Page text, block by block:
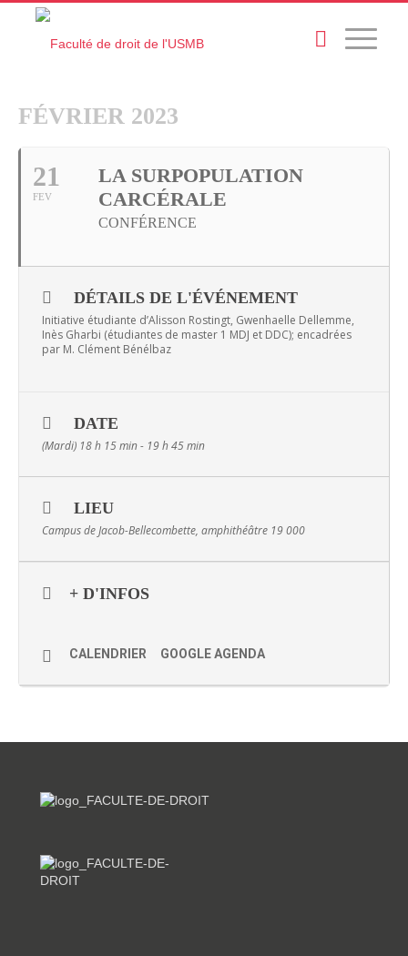
FÉVRIER 2023
21
FEV
LA SURPOPULATION
CARCÉRALE
CONFÉRENCE
DÉTAILS DE L'ÉVÉNEMENT
Initiative étudiante d’Alisson Rostingt, Gwenhaelle Dellemme,
Inès Gharbi (étudiantes de master 1 MDJ et DDC); encadrées
par M. Clément Bénélbaz
DATE
(Mardi) 18 h 15 min - 19 h 45 min
LIEU
Campus de Jacob-Bellecombette, amphithéâtre 19 000
+ D'INFOS
CALENDRIER GOOGLE AGENDA